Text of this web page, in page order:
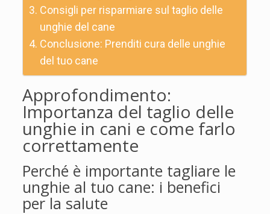
Consigli per risparmiare sul taglio delle
unghie del cane
Conclusione: Prenditi cura delle unghie
del tuo cane
Approfondimento:
Importanza del taglio delle
unghie in cani e come farlo
correttamente
Perché è importante tagliare le
unghie al tuo cane: i benefici
per la salute